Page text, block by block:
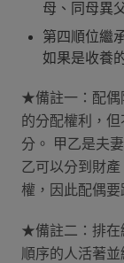
母、同母異
第四順位繼
如果是收養
★備註一：配偶
的分配權利，
分。 甲乙是夫
乙可以分到財
權，因此配偶要
★備註二：排在
順序的人活著